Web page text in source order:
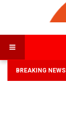
BREAKING NEWS